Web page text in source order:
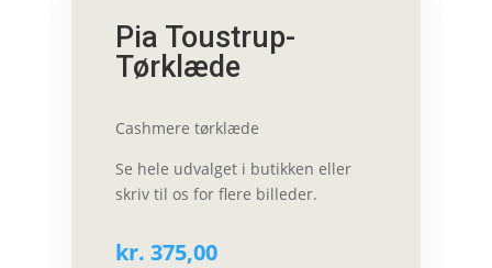
Pia Toustrup-
Tørklæde
Cashmere tørklæde
Se hele udvalget i butikken eller
skriv til os for flere billeder.
kr. 375,00